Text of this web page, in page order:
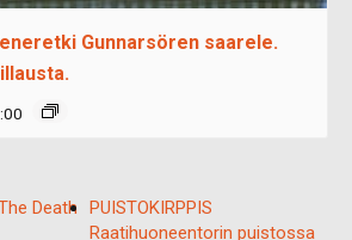
Gunnarsören saarele.
Death
PUISTOKIRPPIS
Raatihuoneentorin puistossa